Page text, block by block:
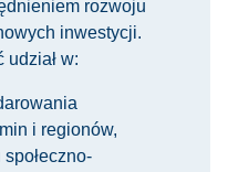
rozwoju
inwestycji.
udział w:
i regionów,